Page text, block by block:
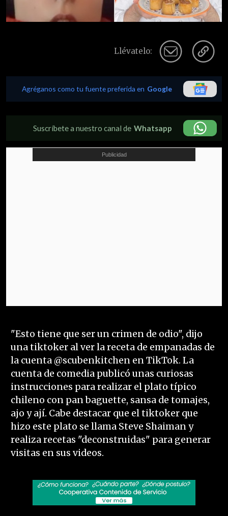
Llévatelo:
Agréganos como tu fuente preferida en Google
Suscríbete a nuestro canal de Whatsapp
"Esto tiene que ser un crimen de odio", dijo
una tiktoker al ver la receta de empanadas de
la cuenta @scubenkitchen en TikTok. La
cuenta de comedia publicó unas curiosas
instrucciones para realizar el plato típico
chileno con pan baguette, sansa de tomajes,
ajo y ají. Cabe destacar que el tiktoker que
hizo este plato se llama Steve Shaiman y
realiza recetas "deconstruidas" para generar
visitas en sus videos.